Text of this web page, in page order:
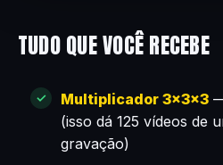
TUDO QUE VOCÊ RECEBE
Multiplicador 3×3×3
(isso dá 125 vídeos de
gravação)